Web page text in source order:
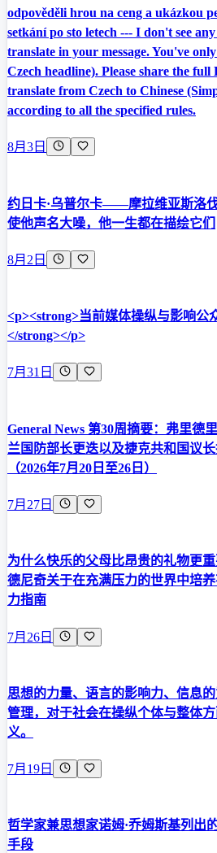
odpověděli hrou na ceng a ukázkou
setkání po sto letech --- I don't see
translate in your message. You've
Czech headline). Please share the
translate from Czech to Chinese
according to all the specified rules.
8月3日
约日卡·乌普尔卡——摩拉维亚斯洛
使他声名大噪，他一生都在描绘它们
8月2日
<p><strong>当前媒体操纵与影响公
</strong></p>
7月31日
General News 第30周摘要：弗里德
兰国防部长更迭以及捷克共和国议
（2026年7月20日至26日）
7月27日
为什么快乐的父母比昂贵的礼物更
德尼奇关于在充满压力的世界中培
力指南
7月26日
思想的力量、语言的影响力、信息
管理，对于社会在操纵个体与整体
义。
7月19日
哲学家兼思想家诺姆·乔姆斯基列出
手段